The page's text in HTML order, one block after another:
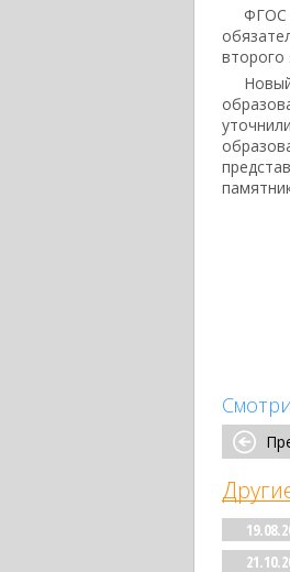
ФГОС
второго